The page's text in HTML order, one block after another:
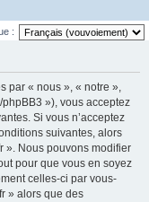
:
par « nous », « notre »,
»), vous acceptez
Si vous n’acceptez
suivantes, alors
». Nous pouvons modifier
pour que vous en soyez
celles-ci par vous-
» alors que des